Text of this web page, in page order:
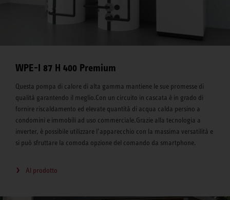
WPE-I 87 H 400 Premium
Questa pompa di calore di alta gamma mantiene le sue promesse di
qualità garantendo il meglio.Con un circuito in cascata è in grado di
fornire riscaldamento ed elevate quantità di acqua calda persino a
condomini e immobili ad uso commerciale.Grazie alla tecnologia a
inverter, è possibile utilizzare l’apparecchio con la massima versatilità e
si può sfruttare la comoda opzione del comando da smartphone.
Al prodotto